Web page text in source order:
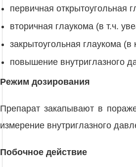
первичная открытоугольная
вторичная глаукома (в т.ч.
закрытоугольная глаукома
повышение внутриглазного
Режим дозирования
Препарат закапывают в
измерение внутриглазного
Побочное действие